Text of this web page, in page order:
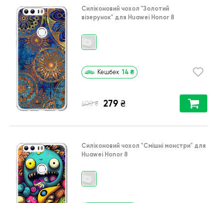
Силіконовий чохол "Золотий
візерунок" для Huawei Honor 8
Кешбек 14 ₴
400 ₴ 279 ₴
Силіконовий чохол "Смішні монстри" для
Huawei Honor 8